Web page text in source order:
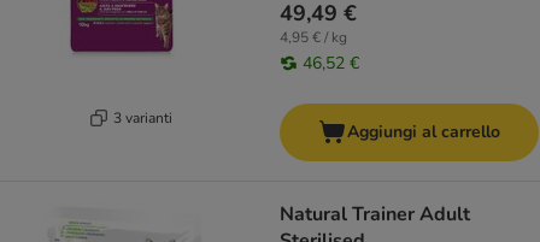
3 varianti
49,49 €
4,95 € / kg
46,52 €
Aggiungi al carrello
Natural Trainer Adult